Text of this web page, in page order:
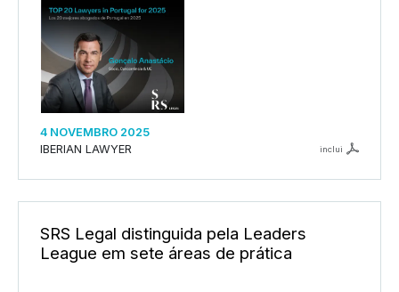
4 NOVEMBRO 2025
IBERIAN LAWYER
inclui
SRS Legal distinguida pela Leaders
League em sete áreas de prática